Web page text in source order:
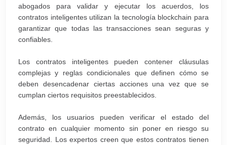
abogados para validar y ejecutar los acuerdos, los
contratos inteligentes utilizan la tecnología blockchain para
garantizar que todas las transacciones sean seguras y
confiables.
Los contratos inteligentes pueden contener cláusulas
complejas y reglas condicionales que definen cómo se
deben desencadenar ciertas acciones una vez que se
cumplan ciertos requisitos preestablecidos.
Además, los usuarios pueden verificar el estado del
contrato en cualquier momento sin poner en riesgo su
seguridad. Los expertos creen que estos contratos tienen